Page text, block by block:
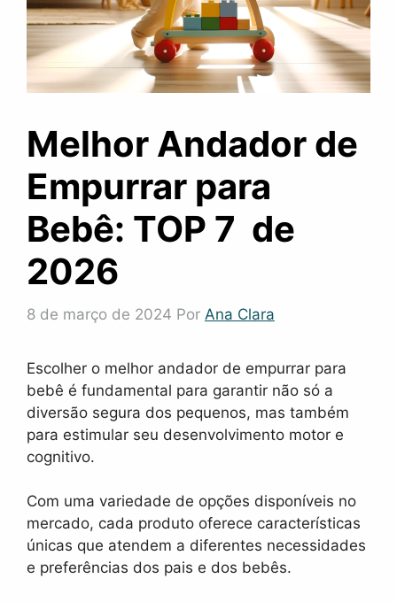
Melhor Andador de
Empurrar para
Bebê: TOP 7 de
2026
8 de março de 2024 Por Ana Clara
Escolher o melhor andador de empurrar para
bebê é fundamental para garantir não só a
diversão segura dos pequenos, mas também
para estimular seu desenvolvimento motor e
cognitivo.
Com uma variedade de opções disponíveis no
mercado, cada produto oferece características
únicas que atendem a diferentes necessidades
e preferências dos pais e dos bebês.